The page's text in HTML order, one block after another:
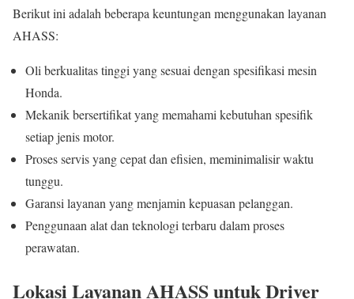
Berikut ini adalah beberapa keuntungan menggunakan layanan
AHASS:
Oli berkualitas tinggi yang sesuai dengan spesifikasi mesin
Honda.
Mekanik bersertifikat yang memahami kebutuhan spesifik
setiap jenis motor.
Proses servis yang cepat dan efisien, meminimalisir waktu
tunggu.
Garansi layanan yang menjamin kepuasan pelanggan.
Penggunaan alat dan teknologi terbaru dalam proses
perawatan.
Lokasi Layanan AHASS untuk Driver